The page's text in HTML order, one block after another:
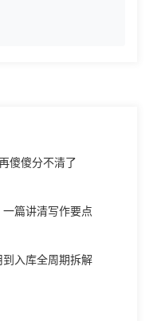
傻傻分不清了
篇讲清写作要点
入库全周期拆解